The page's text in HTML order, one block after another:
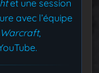
et une session
avec l’équipe
,